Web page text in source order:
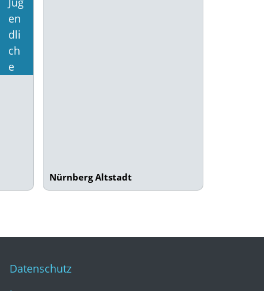
Nürnberg Altstadt
Datenschutz